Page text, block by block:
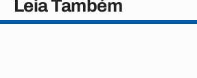
Leia Também